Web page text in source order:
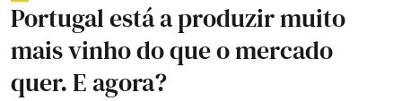
Portugal está a produzir muito
mais vinho do que o mercado
quer. E agora?